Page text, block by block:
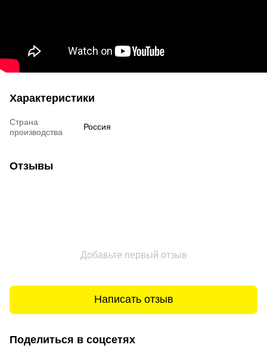
Характеристики
Страна
производства
Россия
Отзывы
Добавьте первый отзыв
Написать отзыв
Поделиться в соцсетях